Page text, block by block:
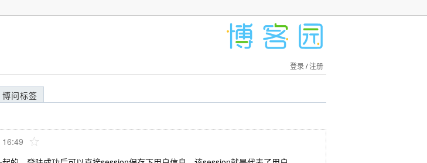
登录/注册
博问标签